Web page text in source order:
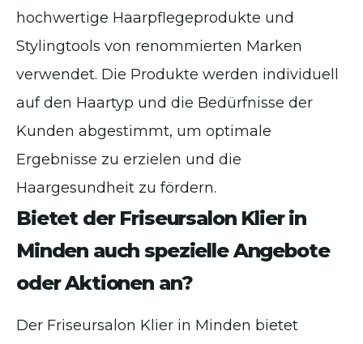
hochwertige Haarpflegeprodukte und
Stylingtools von renommierten Marken
verwendet. Die Produkte werden individuell
auf den Haartyp und die Bedürfnisse der
Kunden abgestimmt, um optimale
Ergebnisse zu erzielen und die
Haargesundheit zu fördern.
Bietet der Friseursalon Klier in
Minden auch spezielle Angebote
oder Aktionen an?
Der Friseursalon Klier in Minden bietet